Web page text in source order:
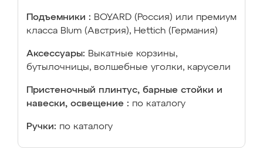
Подъемники : BOYARD (Россия) или премиум
класса Blum (Австрия), Hettich (Германия)
Аксессуары: Выкатные корзины,
бутылочницы, волшебные уголки, карусели
Пристеночный плинтус, барные стойки и
навески, освещение : по каталогу
Ручки: по каталогу